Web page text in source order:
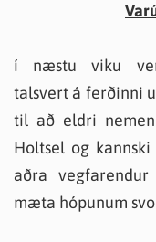
í næstu viku
talsvert á ferðinni
til að eldri
Holtsel og
aðra
mæta hópunum